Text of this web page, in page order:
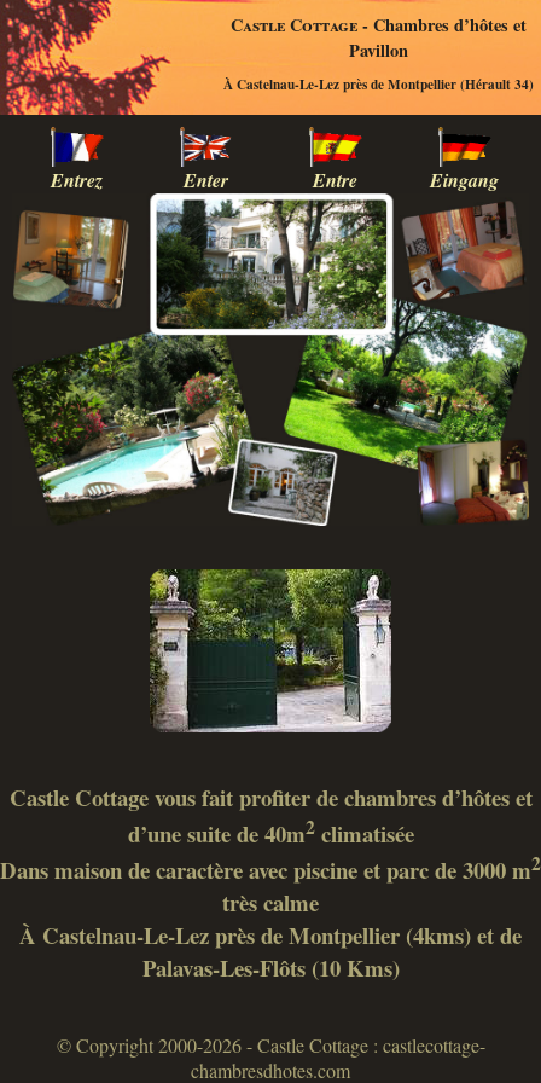
Castle Cottage- Chambres d’hôtes et
Pavillon
À Castelnau-Le-Lez près de Montpellier (Hérault 34)
Entrez Enter Entre Eingang
Castle Cottage vous fait profiter de chambres d’hôtes et
d’une suite de 40m2climatisée
Dans maison de caractère avec piscine et parc de 3000 m2
très calme
À Castelnau-Le-Lez près de Montpellier (4kms) et de
Palavas-Les-Flôts (10 Kms)
© Copyright 2000-2026 - Castle Cottage : castlecottage-
chambresdhotes.com